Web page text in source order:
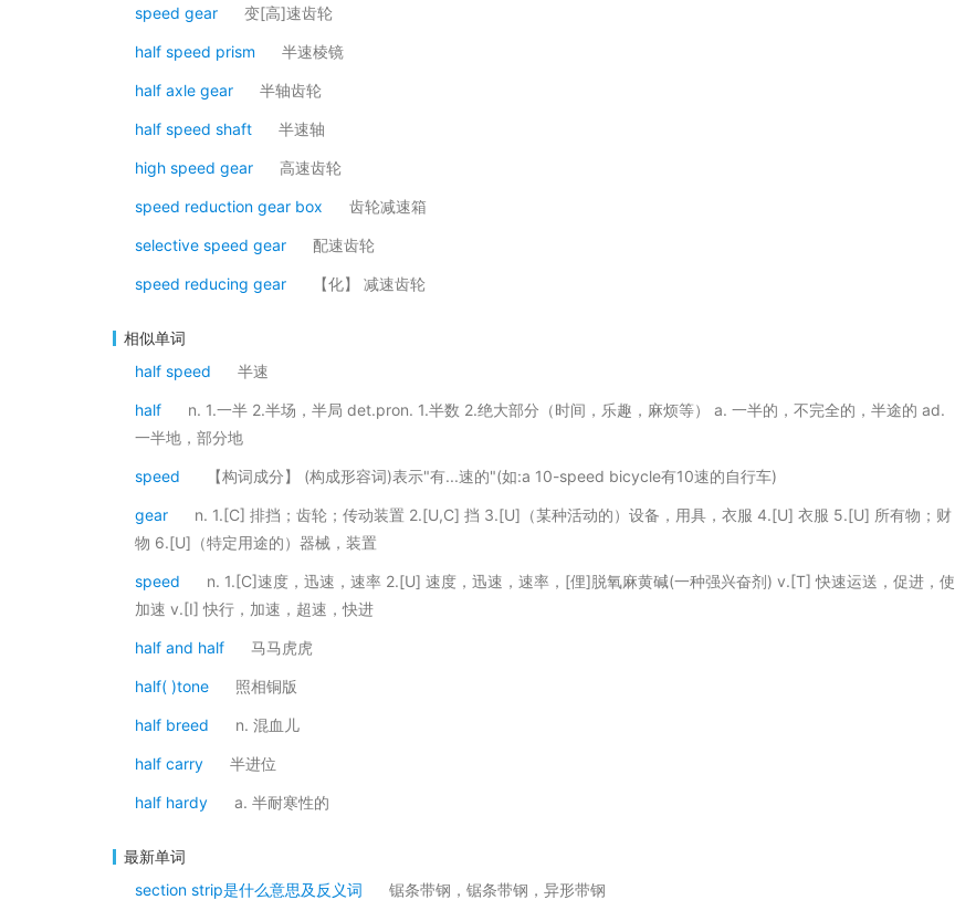
speed gear 变[高]速齿轮
half speed prism 半速棱镜
half axle gear 半轴齿轮
half speed shaft 半速轴
high speed gear 高速齿轮
speed reduction gear box 齿轮减速箱
selective speed gear 配速齿轮
speed reducing gear 【化】 减速齿轮
相似单词
half speed
半速
half
n. 1.一半 2.半场，半局 det.pron. 1.半数 2.绝大部分（时间，乐趣，麻烦等） a. 一半的，不完全的，半途的 ad.
一半地，部分地
speed 【构词成分】 (构成形容词)表示"有...速的"(如:a 10-speed bicycle有10速的自行车)
gear
n. 1.[C] 排挡；齿轮；传动装置 2.[U,C] 挡 3.[U]（某种活动的）设备，用具，衣服 4.[U] 衣服 5.[U] 所有物；财
物 6.[U]（特定用途的）器械，装置
speed
n. 1.[C]速度，迅速，速率 2.[U] 速度，迅速，速率，[俚]脱氧麻黄碱(一种强兴奋剂) v.[T] 快速运送，促进，使
加速 v.[I] 快行，加速，超速，快进
half and half 马马虎虎
half( )tone 照相铜版
half breed n. 混血儿
half carry 半进位
half hardy a. 半耐寒性的
最新单词
section strip是什么意思及反义词
锯条带钢，锯条带钢，异形带钢